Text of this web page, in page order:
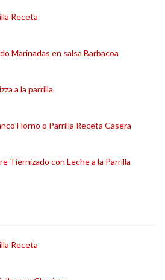
Receta
Marinadas en salsa Barbacoa
a la parrilla
Horno o Parrilla Receta Casera
Tiernizado con Leche a la Parrilla
Receta